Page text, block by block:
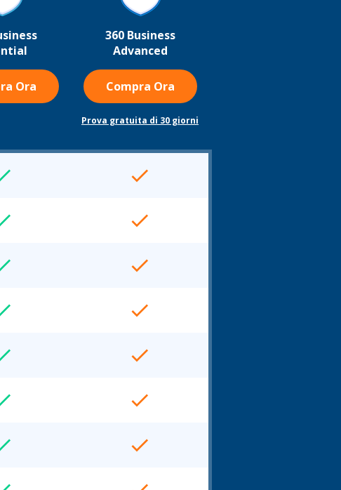
Ora
360 Business
Advanced
Compra Ora
Prova gratuita di 30 giorni